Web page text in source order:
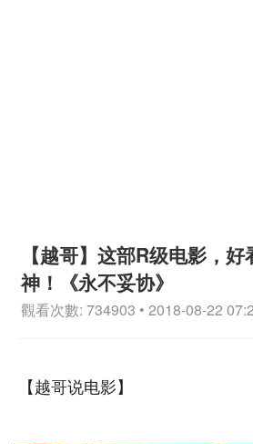
【越哥】这部R级电影，
神！《永不妥协》
觀看次數: 734903 • 2018-08-22
【越哥说电影】